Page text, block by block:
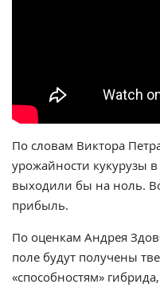
По словам Виктора
урожайности кукурузы
выходили бы на ноль.
прибыль.
По оценкам Андрея
поле будут получены
«способностям»